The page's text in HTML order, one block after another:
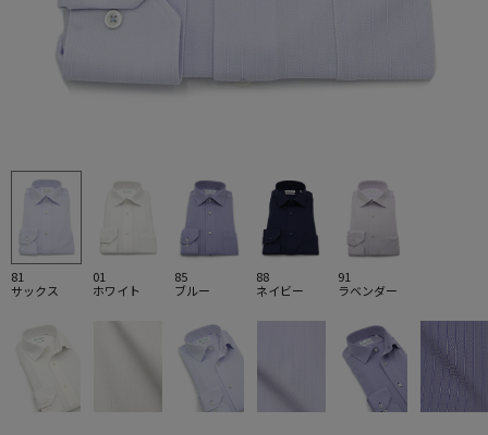
81
サックス
01
ホワイト
85
ブルー
88
ネイビー
91
ラベンダー